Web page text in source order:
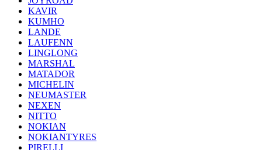
KAVIR
KUMHO
LANDE
LAUFENN
LINGLONG
MARSHAL
MATADOR
MICHELIN
NEUMASTER
NEXEN
NITTO
NOKIAN
NOKIANTYRES
PIRELLI